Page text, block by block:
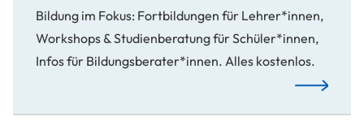
Bildung im Fokus: Fortbildungen für Lehrer*innen,
Workshops & Studienberatung für Schüler*innen,
Infos für Bildungsberater*innen. Alles kostenlos.
Mehr…